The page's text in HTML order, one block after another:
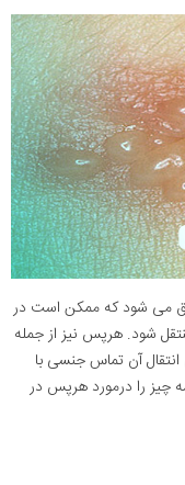
می شود که ممکن است در
شود. هرپس نیز از جمله
آن تماس جنسی با
چیز را درمورد هرپس در